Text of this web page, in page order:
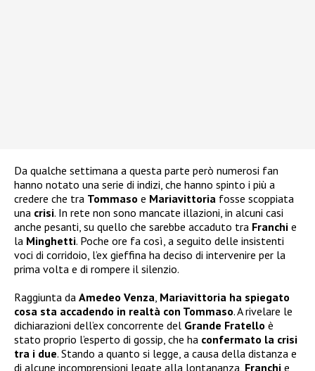
Da qualche settimana a questa parte però numerosi fan
hanno notato una serie di indizi, che hanno spinto i più a
credere che tra Tommaso e Mariavittoria fosse scoppiata
una crisi. In rete non sono mancate illazioni, in alcuni casi
anche pesanti, su quello che sarebbe accaduto tra Franchi e
la Minghetti. Poche ore fa così, a seguito delle insistenti
voci di corridoio, l’ex gieffina ha deciso di intervenire per la
prima volta e di rompere il silenzio.
Raggiunta da Amedeo Venza Mariavittoria ha spiegato
cosa sta accadendo in realtà con Tommaso. A rivelare le
dichiarazioni dell’ex concorrente del Grande Fratello è
stato proprio l’esperto di gossip, che ha confermato la crisi
tra i due. Stando a quanto si legge, a causa della distanza e
di alcune incomprensioni legate alla lontananza, Franchi e